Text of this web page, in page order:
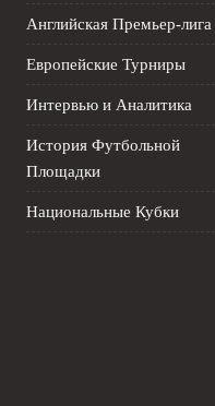
Английская Премьер-лига
Европейские Турниры
Интервью и Аналитика
История Футбольной
Площадки
Национальные Кубки